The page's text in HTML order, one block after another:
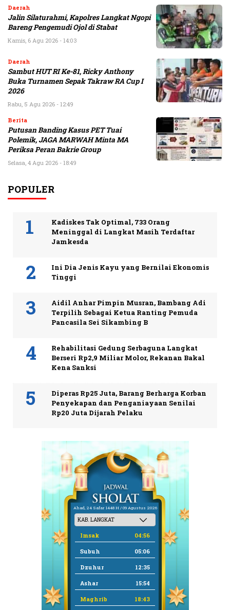
Daerah
Jalin Silaturahmi, Kapolres Langkat Ngopi
Bareng Pengemudi Ojol di Stabat
Kamis, 6 Agu 2026 - 14:03
Daerah
Sambut HUT RI Ke-81, Ricky Anthony
Buka Turnamen Sepak Takraw RA Cup I
2026
Rabu, 5 Agu 2026 - 12:49
Berita
Putusan Banding Kasus PET Tuai
Polemik, JAGA MARWAH Minta MA
Periksa Peran Bakrie Group
Selasa, 4 Agu 2026 - 18:49
POPULER
Kadiskes Tak Optimal, 733 Orang
Meninggal di Langkat Masih Terdaftar
Jamkesda
Ini Dia Jenis Kayu yang Bernilai Ekonomis
Tinggi
Aidil Anhar Pimpin Musran, Bambang Adi
Terpilih Sebagai Ketua Ranting Pemuda
Pancasila Sei Sikambing B
Rehabilitasi Gedung Serbaguna Langkat
Berseri Rp2,9 Miliar Molor, Rekanan Bakal
Kena Sanksi
Diperas Rp25 Juta, Barang Berharga Korban
Penyekapan dan Penganiayaan Senilai
Rp20 Juta Dijarah Pelaku
Ahad, 24 Safar 1448 H / 09 Agustus 2026
Imsak 04:56
Subuh 05:06
Dzuhur 12:35
Ashar 15:54
Maghrib 18:43